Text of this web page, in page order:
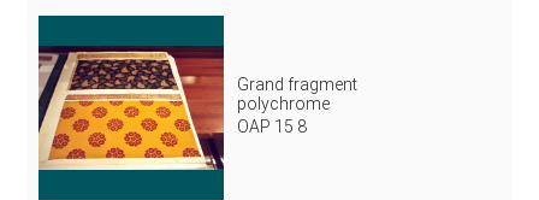
Grand fragment
polychrome
OAP 15 8